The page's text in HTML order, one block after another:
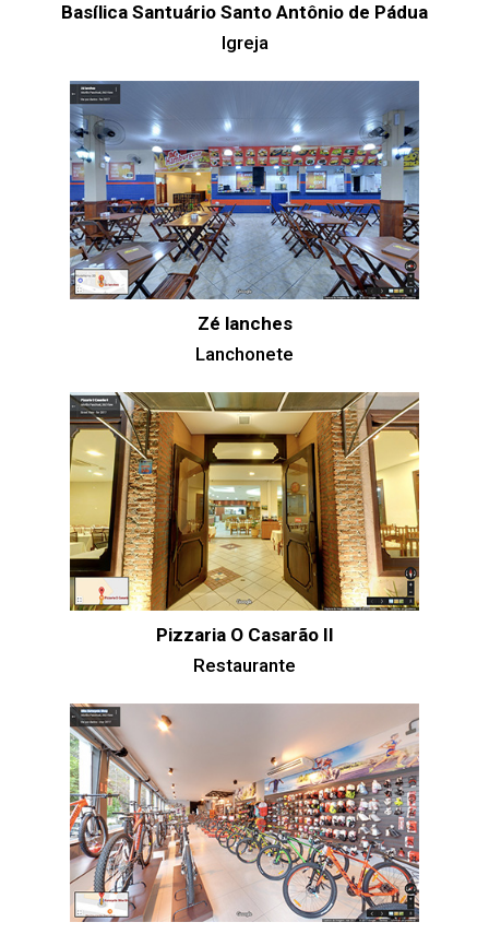
Basílica Santuário Santo Antônio de Pádua
Igreja
Zé lanches
Lanchonete
Pizzaria O Casarão II
Restaurante